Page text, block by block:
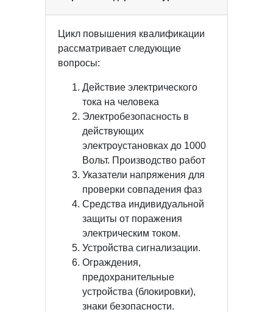
Цикл повышения квалификации
рассматривает следующие
вопросы:
Действие электрического
тока на человека
Электробезопасность в
действующих
электроустановках до 1000
Вольт. Производство работ
Указатели напряжения для
проверки совпадения фаз
Средства индивидуальной
защиты от поражения
электрическим током.
Устройства сигнализации.
Ограждения,
предохранительные
устройства (блокировки),
знаки безопасности.